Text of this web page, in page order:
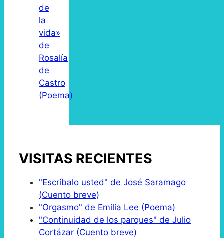
de
la
vida»
de
Rosalía
de
Castro
(Poema)
VISITAS RECIENTES
"Escríbalo usted" de José Saramago
(Cuento breve)
"Orgasmo" de Emilia Lee (Poema)
"Continuidad de los parques" de Julio
Cortázar (Cuento breve)